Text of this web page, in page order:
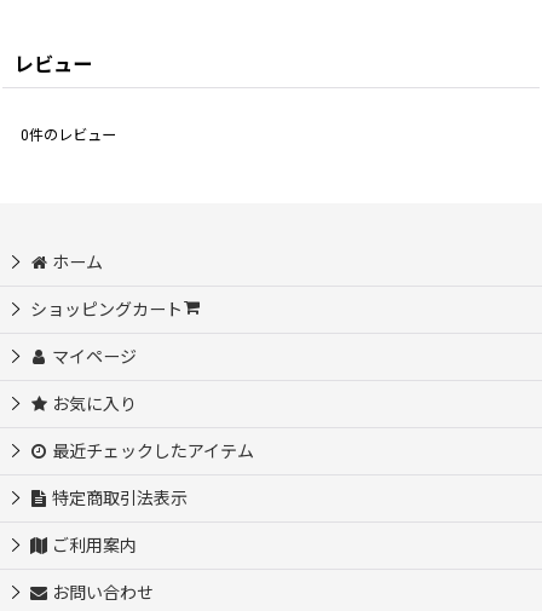
レビュー
0件のレビュー
ホーム
ショッピングカート
マイページ
お気に入り
最近チェックしたアイテム
特定商取引法表示
ご利用案内
お問い合わせ